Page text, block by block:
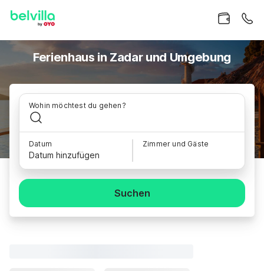
Ferienhaus in Zadar und Umgebung
Wohin möchtest du gehen?
Datum
Datum hinzufügen
Zimmer und Gäste
Suchen